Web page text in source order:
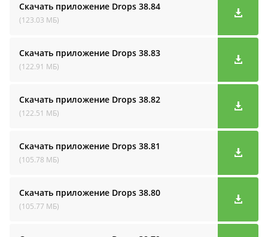
Скачать приложение Drops 38.84
(123.03 МБ)
Скачать приложение Drops 38.83
(122.91 МБ)
Скачать приложение Drops 38.82
(122.51 МБ)
Скачать приложение Drops 38.81
(105.78 МБ)
Скачать приложение Drops 38.80
(105.77 МБ)